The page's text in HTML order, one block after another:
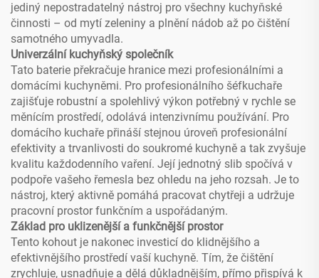
jediný nepostradatelný nástroj pro všechny kuchyňské
činnosti – od mytí zeleniny a plnění nádob až po čištění
samotného umyvadla.
Univerzální kuchyňský společník
Tato baterie překračuje hranice mezi profesionálními a
domácími kuchyněmi. Pro profesionálního šéfkuchaře
zajišťuje robustní a spolehlivý výkon potřebný v rychle se
měnícím prostředí, odolává intenzivnímu používání. Pro
domácího kuchaře přináší stejnou úroveň profesionální
efektivity a trvanlivosti do soukromé kuchyně a tak zvyšuje
kvalitu každodenního vaření. Její jednotný slib spočívá v
podpoře vašeho řemesla bez ohledu na jeho rozsah. Je to
nástroj, který aktivně pomáhá pracovat chytřeji a udržuje
pracovní prostor funkčním a uspořádaným.
Základ pro uklizenější a funkčnější prostor
Tento kohout je nakonec investicí do klidnějšího a
efektivnějšího prostředí vaší kuchyně. Tím, že čištění
zrychluje, usnadňuje a dělá důkladnějším, přímo přispívá k